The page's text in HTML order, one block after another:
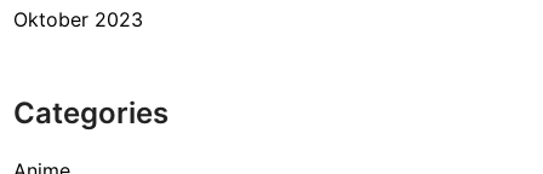
Oktober 2023
Categories